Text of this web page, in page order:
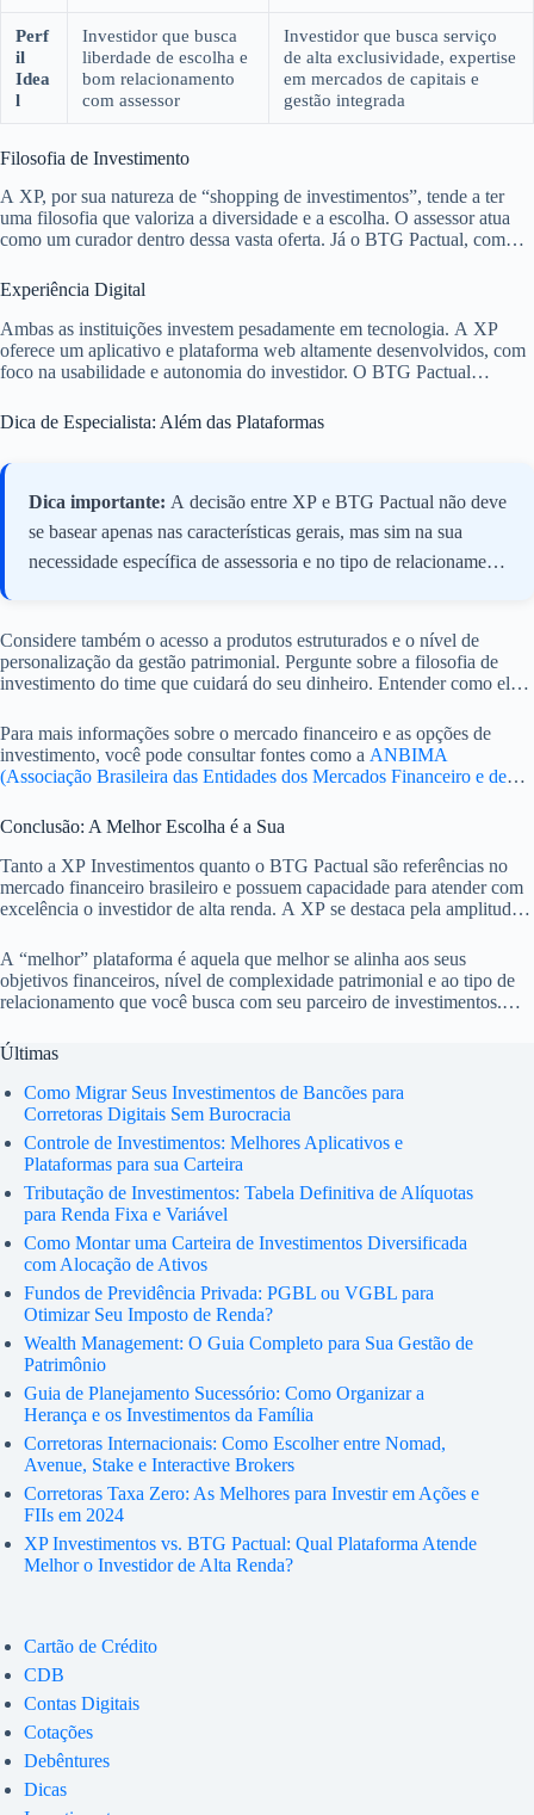
Perf
il
Idea
l
Investidor que busca
liberdade de escolha e
bom relacionamento
com assessor
Investidor que busca serviço
de alta exclusividade, expertise
em mercados de capitais e
gestão integrada
Filosofia de Investimento
A XP, por sua natureza de “shopping de investimentos”, tende a ter
uma filosofia que valoriza a diversidade e a escolha. O assessor atua
como um curador dentro dessa vasta oferta. Já o BTG Pactual, com
ativa e, por vezes, proprietária, na gestão do patrimônio. Há um forte
viés de mercado e estratégias macroeconômicas integradas.
Experiência Digital
Ambas as instituições investem pesadamente em tecnologia. A XP
oferece um aplicativo e plataforma web altamente desenvolvidos, com
foco na usabilidade e autonomia do investidor. O BTG Pactual
humana e a customização ainda são o ponto forte para o cliente de alta
renda, complementando a tecnologia com o contato direto com o
complexas e o acompanhamento detalhado.
Dica de Especialista: Além das Plataformas
Dica importante: A decisão entre XP e BTG Pactual não deve
se basear apenas nas características gerais, mas sim na sua
necessidade específica de assessoria e no tipo de relacionamento
determinante do que a marca da instituição. Busque
profissionais com certificações relevantes, como o CFP®
com seus objetivos de longo prazo.
Considere também o acesso a produtos estruturados e o nível de
personalização da gestão patrimonial. Pergunte sobre a filosofia de
investimento do time que cuidará do seu dinheiro. Entender como eles
produtos disponíveis.
Para mais informações sobre o mercado financeiro e as opções de
investimento, você pode consultar fontes como a ANBIMA
(Associação Brasileira das Entidades dos Mercados Financeiro e de
Conclusão: A Melhor Escolha é a Sua
Tanto a XP Investimentos quanto o BTG Pactual são referências no
mercado financeiro brasileiro e possuem capacidade para atender com
excelência o investidor de alta renda. A XP se destaca pela amplitude
Pactual, por sua vez, oferece uma abordagem mais próxima do private
banking tradicional, com soluções altamente personalizadas e um
profundo conhecimento em mercados de capitais.
A “melhor” plataforma é aquela que melhor se alinha aos seus
objetivos financeiros, nível de complexidade patrimonial e ao tipo de
relacionamento que você busca com seu parceiro de investimentos.
acima de tudo, a confiança e a expertise do profissional que irá guiá-lo
em suas decisões.
Últimas
Como Migrar Seus Investimentos de Bancões para
Corretoras Digitais Sem Burocracia
Controle de Investimentos: Melhores Aplicativos e
Plataformas para sua Carteira
Tributação de Investimentos: Tabela Definitiva de Alíquotas
para Renda Fixa e Variável
Como Montar uma Carteira de Investimentos Diversificada
com Alocação de Ativos
Fundos de Previdência Privada: PGBL ou VGBL para
Otimizar Seu Imposto de Renda?
Wealth Management: O Guia Completo para Sua Gestão de
Patrimônio
Guia de Planejamento Sucessório: Como Organizar a
Herança e os Investimentos da Família
Corretoras Internacionais: Como Escolher entre Nomad,
Avenue, Stake e Interactive Brokers
Corretoras Taxa Zero: As Melhores para Investir em Ações e
FIIs em 2024
XP Investimentos vs. BTG Pactual: Qual Plataforma Atende
Melhor o Investidor de Alta Renda?
Cartão de Crédito
CDB
Contas Digitais
Cotações
Debêntures
Dicas